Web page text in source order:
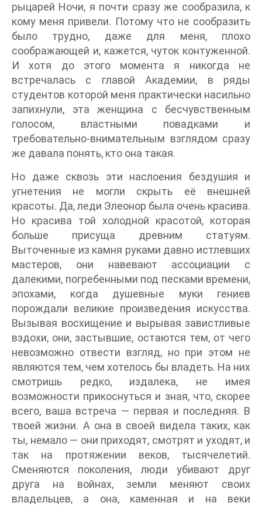
рыцарей Ночи, я почти сразу же сообразила, к
кому меня привели. Потому что не сообразить
было трудно, даже для меня, плохо
соображающей и, кажется, чуток контуженной.
И хотя до этого момента я никогда не
встречалась с главой Академии, в ряды
студентов которой меня практически насильно
запихнули, эта женщина с бесчувственным
голосом, властными повадками и
требовательно-внимательным взглядом сразу
же давала понять, кто она такая.
Но даже сквозь эти наслоения бездушия и
угнетения не могли скрыть её внешней
красоты. Да, леди Элеонор была очень красива.
Но красива той холодной красотой, которая
больше присуща древним статуям.
Выточенные из камня руками давно истлевших
мастеров, они навевают ассоциации с
далекими, погребенными под песками времени,
эпохами, когда душевные муки гениев
порождали великие произведения искусства.
Вызывая восхищение и вырывая завистливые
вздохи, они, застывшие, остаются тем, от чего
невозможно отвести взгляд, но при этом не
являются тем, чем хотелось бы владеть. На них
смотришь редко, издалека, не имея
возможности прикоснуться и зная, что, скорее
всего, ваша встреча — первая и последняя. В
твоей жизни. А она в своей видела таких, как
ты, немало — они приходят, смотрят и уходят, и
так на протяжении веков, тысячелетий.
Сменяются поколения, люди убивают друг
друга на войнах, земли меняют своих
владельцев, а она, каменная и на веки